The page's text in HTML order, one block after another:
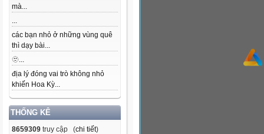
mà...
...
các bạn nhỏ ở những vùng quê
thì dạy bài...
🫥...
địa lý đóng vai trò không nhỏ
khiến Hoa Kỳ...
THỐNG KÊ
8659309 truy cập (chi tiết)